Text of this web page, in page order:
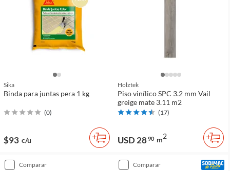
Sika
Binda para juntas pera 1 kg
(0)
$93 c/u
Holztek
Piso vinílico SPC 3.2 mm Vail
greige mate 3.11 m2
(17)
USD 2890 m2
comparar comparar